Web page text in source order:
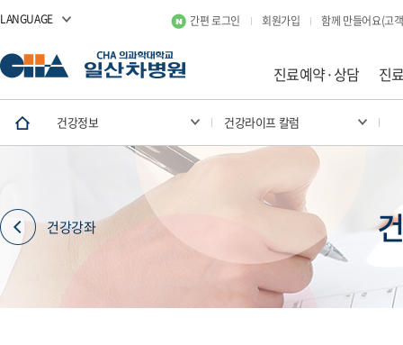
LANGUAGE 간편 로그인 회원가입 함께 만들어요(고
진료예약·상담 진
건강정보 건강라이프 칼럼
건강강좌